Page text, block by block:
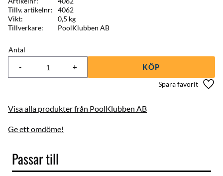
Antal
+
- KÖP
Tillv. artikelnr
4062
Vikt
0,5 kg
Tillverkare
PoolKlubben AB
Visa alla produkter från PoolKlubben AB
Ge ett omdöme!
Passar till